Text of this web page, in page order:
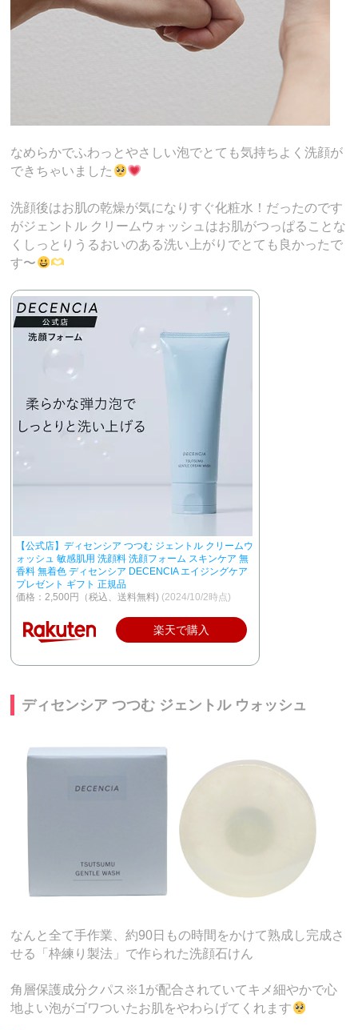
なめらかでふわっとやさしい泡でとても気持ちよく洗顔が
できちゃいました
洗顔後はお肌の乾燥が気になりすぐ化粧水！だったのです
がジェントル クリームウォッシュはお肌がつっぱることな
くしっとりうるおいのある洗い上がりでとても良かったで
す〜
【公式店】ディセンシア つつむ ジェントル クリームウ
ォッシュ 敏感肌用 洗顔料 洗顔フォーム スキンケア 無
香料 無着色 ディセンシア DECENCIA エイジングケア
プレゼント ギフト 正規品
価格：2,500円（税込、送料無料) (2024/10/2時点)
楽天で購入
ディセンシア つつむ ジェントル ウォッシュ
なんと全て手作業、約90日もの時間をかけて熟成し完成さ
せる「枠練り製法」で作られた洗顔石けん
角層保護成分クパス※1が配合されていてキメ細やかで心
地よい泡がゴワついたお肌をやわらげてくれます